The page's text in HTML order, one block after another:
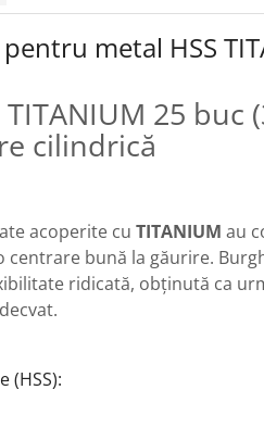
metal HSS
acoperite cu TITANIUM au
centrare bună la găurire.
ridicată, obținută ca
(HSS):